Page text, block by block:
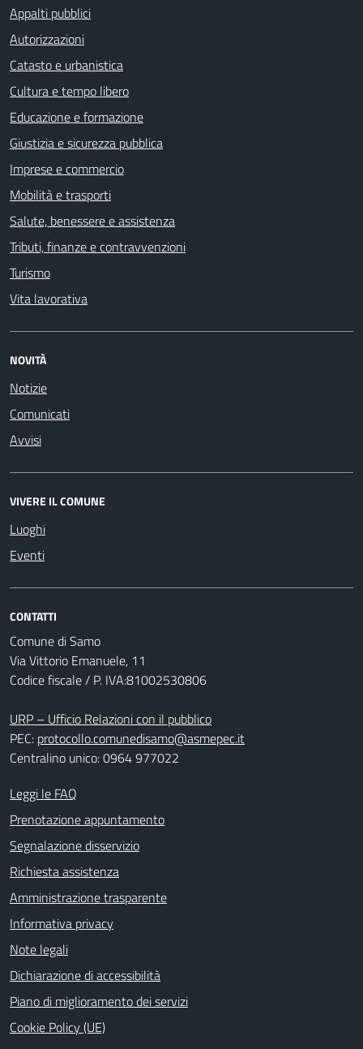
Appalti pubblici
Autorizzazioni
Catasto e urbanistica
Cultura e tempo libero
Educazione e formazione
Giustizia e sicurezza pubblica
Imprese e commercio
Mobilità e trasporti
Salute, benessere e assistenza
Tributi, finanze e contravvenzioni
Turismo
Vita lavorativa
NOVITÀ
Notizie
Comunicati
Avvisi
VIVERE IL COMUNE
Luoghi
Eventi
CONTATTI
Comune di Samo
Via Vittorio Emanuele, 11
Codice fiscale / P. IVA:81002530806
URP – Ufficio Relazioni con il pubblico
PEC: protocollo.comunedisamo@asmepec.it
Centralino unico: 0964 977022
Leggi le FAQ
Prenotazione appuntamento
Segnalazione disservizio
Richiesta assistenza
Amministrazione trasparente
Informativa privacy
Note legali
Dichiarazione di accessibilità
Piano di miglioramento dei servizi
Cookie Policy (UE)